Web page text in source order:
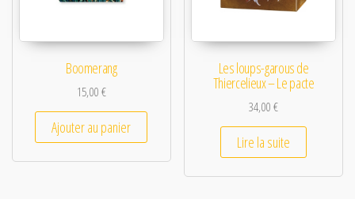
Boomerang
15,00€
Ajouter au panier
Les loups-garous de
Thiercelieux – Le pacte
34,00€
Lire la suite